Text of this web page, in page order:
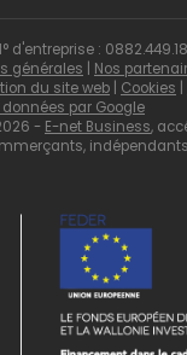
d'entreprise :
générales
Nos
du site web
Cookies
par Google
- E-net Business,
indépendants